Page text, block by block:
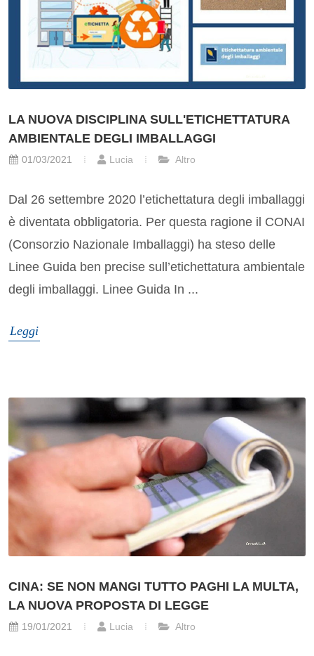
LA NUOVA DISCIPLINA SULL'ETICHETTATURA
AMBIENTALE DEGLI IMBALLAGGI
01/03/2021 Lucia Altro
Dal 26 settembre 2020 l’etichettatura degli imballaggi
è diventata obbligatoria. Per questa ragione il CONAI
(Consorzio Nazionale Imballaggi) ha steso delle
Linee Guida ben precise sull’etichettatura ambientale
degli imballaggi. Linee Guida In ...
Leggi
CINA: SE NON MANGI TUTTO PAGHI LA MULTA,
LA NUOVA PROPOSTA DI LEGGE
19/01/2021 Lucia Altro